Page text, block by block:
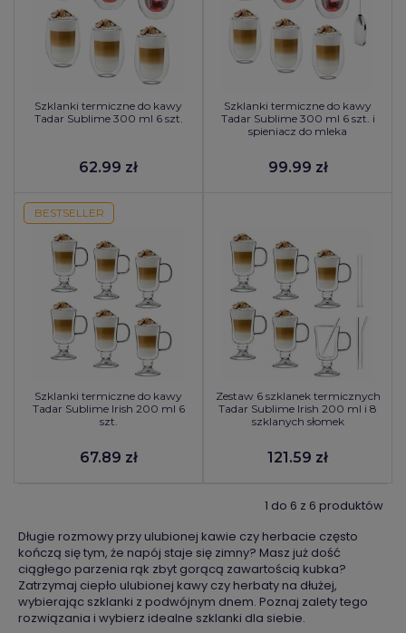
Szklanki termiczne do kawy
Tadar Sublime 300 ml 6 szt.
62.99 zł
Szklanki termiczne do kawy
Tadar Sublime 300 ml 6 szt. i
spieniacz do mleka
99.99 zł
BESTSELLER
Szklanki termiczne do kawy
Tadar Sublime Irish 200 ml 6
szt.
67.89 zł
Zestaw 6 szklanek termicznych
Tadar Sublime Irish 200 ml i 8
szklanych słomek
121.59 zł
1 do 6 z 6 produktów
Długie rozmowy przy ulubionej kawie czy herbacie często
kończą się tym, że napój staje się zimny? Masz już dość
ciągłego parzenia rąk zbyt gorącą zawartością kubka?
Zatrzymaj ciepło ulubionej kawy czy herbaty na dłużej,
wybierając szklanki z podwójnym dnem. Poznaj zalety tego
rozwiązania i wybierz idealne szklanki dla siebie.